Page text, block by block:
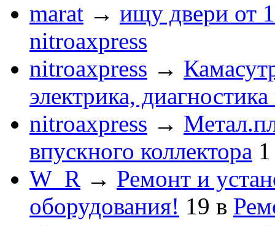
marat → ищу двери от
nitroaxpress
nitroaxpress →
электрика,
nitroaxpress →
впускного коллектора 1
W_R → Ремонт и
оборудования! 19 в